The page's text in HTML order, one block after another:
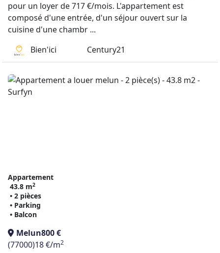
pour un loyer de 717 €/mois. L'appartement est
composé d'une entrée, d'un séjour ouvert sur la
cuisine d'une chambr ...
Bien'ici
Century21
Appartement
43.8 m2
• 2 pièces
• Parking
• Balcon
Melun800 €
(77000)18 €/m2